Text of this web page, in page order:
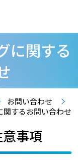
に関する
お問い合わせ
関するお問い合わせ
事項